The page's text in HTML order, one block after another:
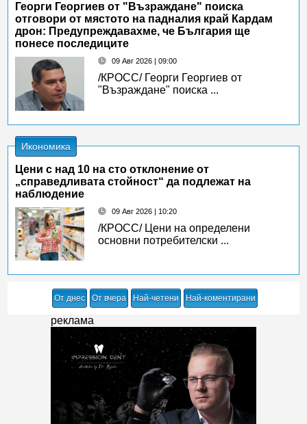
Георги Георгиев от "Възраждане" поиска
отговори от мястото на падналия край Кардам
дрон: Предупреждавахме, че България ще
понесе последиците
09 Авг 2026 | 09:00
/КРОСС/ Георги Георгиев от
"Възраждане" поиска ...
Икономика
Цени с над 10 на сто отклонение от
„справедливата стойност“ да подлежат на
наблюдение
09 Авг 2026 | 10:20
/КРОСС/ Цени на определени
основни потребителски ...
От днес От вчера Най-четени Най-коментирани
реклама